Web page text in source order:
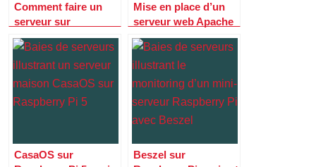
Comment faire un
serveur sur
Raspberry PI ?
Mise en place d’un
serveur web Apache
sur Raspberry Pi
CasaOS sur
Beszel sur